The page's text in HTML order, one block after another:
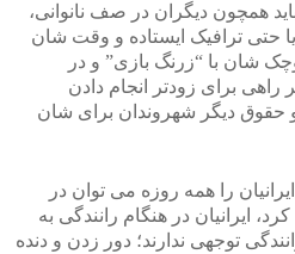
نباید همچون دیگران در صف نانوانی،
حتی ترافیک ایستاده و وقت شان
شان با “زرنگ بازی” و در
راهی برای زودتر انجام دادن
حقوق دیگر شهروندان برای شان
را همه روزه می توان در
ایرانیان در هنگام رانندگی به
توجهی ندارند؛ دور زدن و دنده